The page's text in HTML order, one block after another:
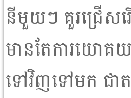
នីមួយៗ គួរជ្រើសរ
មានតែការយោគយ
ទៅវិញទៅមក ជាត